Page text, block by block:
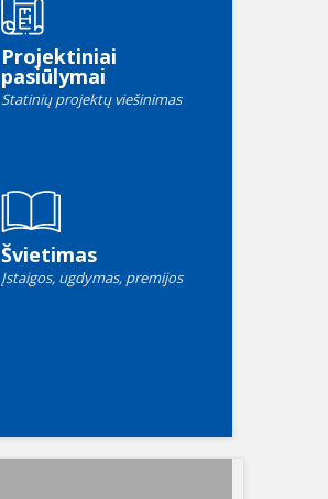
Projektiniai
pasiūlymai
Statinių projektų viešinimas
Švietimas
Įstaigos, ugdymas, premijos